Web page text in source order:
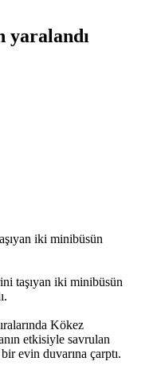
yaralandı
iki minibüsün
taşıyan iki minibüsün
Kökez
etkisiyle savrulan
evin duvarına çarptı.